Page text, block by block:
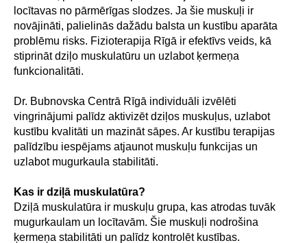
locītavas no pārmērīgas slodzes. Ja šie muskuļi ir
novājināti, palielinās dažādu balsta un kustību aparāta
problēmu risks. Fizioterapija Rīgā ir efektīvs veids, kā
stiprināt dziļo muskulatūru un uzlabot ķermeņa
funkcionalitāti.
Dr. Bubnovska Centrā Rīgā individuāli izvēlēti
vingrinājumi palīdz aktivizēt dziļos muskuļus, uzlabot
kustību kvalitāti un mazināt sāpes. Ar kustību terapijas
palīdzību iespējams atjaunot muskuļu funkcijas un
uzlabot mugurkaula stabilitāti.
Kas ir dziļā muskulatūra?
Dziļā muskulatūra ir muskuļu grupa, kas atrodas tuvāk
mugurkaulam un locītavām. Šie muskuļi nodrošina
ķermeņa stabilitāti un palīdz kontrolēt kustības.